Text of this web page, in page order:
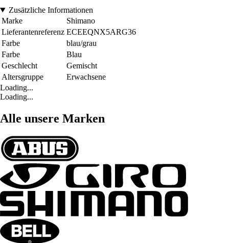
Zusätzliche Informationen
Marke
Shimano
Lieferantenreferenz ECEEQNX5ARG36
Farbe
blau/grau
Farbe
Blau
Geschlecht
Gemischt
Altersgruppe
Erwachsene
Loading...
Loading...
Alle unsere Marken